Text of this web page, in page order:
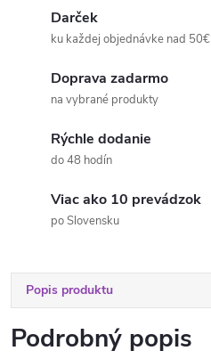
Darček
ku každej objednávke nad 50€
Doprava zadarmo
na vybrané produkty
Rýchle dodanie
do 48 hodín
Viac ako 10 prevádzok
po Slovensku
Popis produktu
Podrobný popis